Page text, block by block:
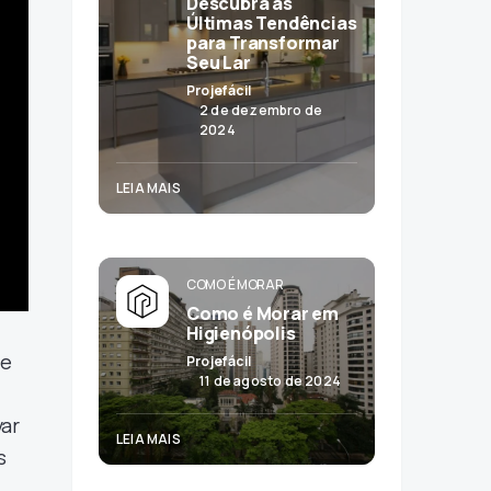
Últimas Tendências
para Transformar
Seu Lar
Projefácil
2 de dezembro de
2024
LEIA MAIS
COMO É MORAR
Como é Morar em
Higienópolis
Projefácil
11 de agosto de 2024
LEIA MAIS